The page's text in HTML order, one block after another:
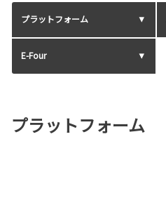
プラットフォーム
E-Four
プラットフォーム